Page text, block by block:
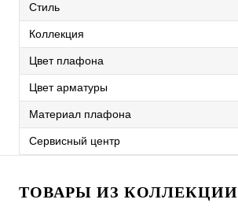
Стиль
Коллекция
Цвет плафона
Цвет арматуры
Материал плафона
Сервисный центр
ТОВАРЫ ИЗ КОЛЛЕКЦИИ